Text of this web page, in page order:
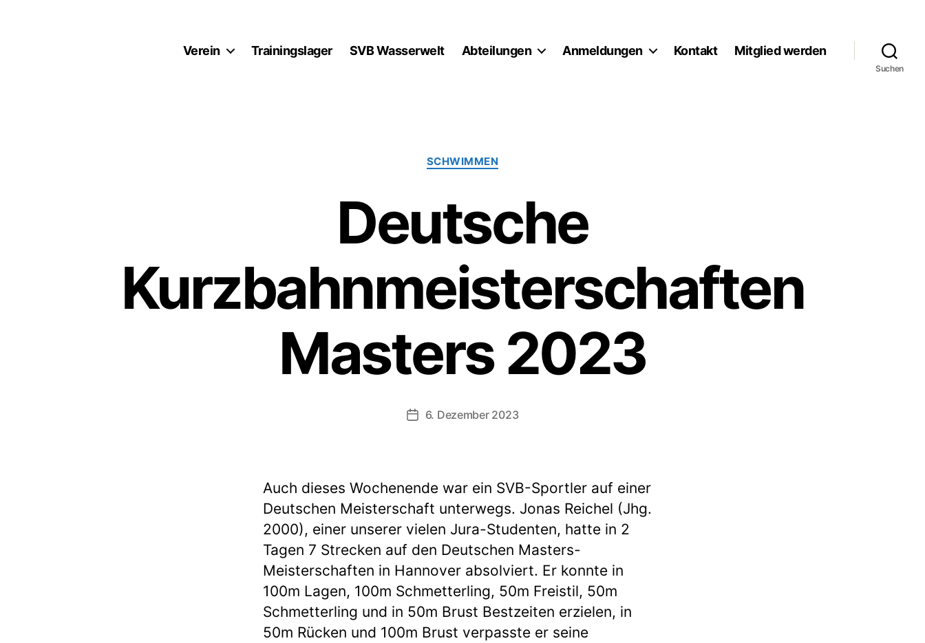
Verein Trainingslager SVB Wasserwelt Abteilungen Anmeldungen Kontakt Mitglied werden
Suchen
Kategorien
SCHWIMMEN
Deutsche
Kurzbahnmeisterschaften
Masters 2023
Veröffentlichungsdatum
6. Dezember 2023
Auch dieses Wochenende war ein SVB-Sportler auf einer
Deutschen Meisterschaft unterwegs. Jonas Reichel (Jhg.
2000), einer unserer vielen Jura-Studenten, hatte in 2
Tagen 7 Strecken auf den Deutschen Masters-
Meisterschaften in Hannover absolviert. Er konnte in
100m Lagen, 100m Schmetterling, 50m Freistil, 50m
Schmetterling und in 50m Brust Bestzeiten erzielen, in
50m Rücken und 100m Brust verpasste er seine